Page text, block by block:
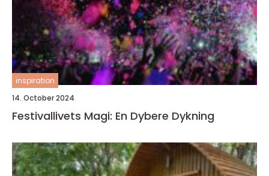
inspiration
14. October 2024
Festivallivets Magi: En Dybere Dykning